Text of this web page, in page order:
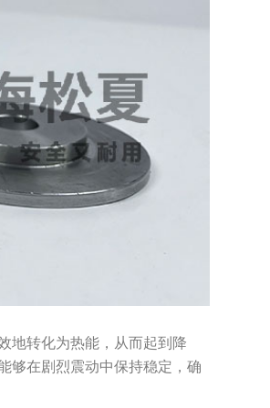
地转化为热能，从而起到降
够在剧烈震动中保持稳定，确